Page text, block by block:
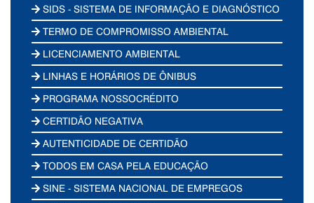
SIDS - SISTEMA DE INFORMAÇÃO E DIAGNÓSTICO
TERMO DE COMPROMISSO AMBIENTAL
LICENCIAMENTO AMBIENTAL
LINHAS E HORÁRIOS DE ÔNIBUS
PROGRAMA NOSSOCRÉDITO
CERTIDÃO NEGATIVA
AUTENTICIDADE DE CERTIDÃO
TODOS EM CASA PELA EDUCAÇÃO
SINE - SISTEMA NACIONAL DE EMPREGOS